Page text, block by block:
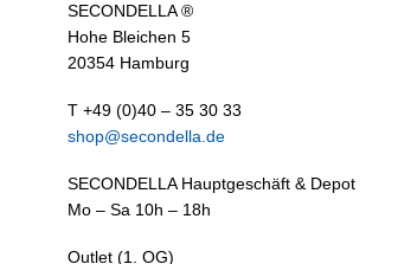
SECONDELLA ®
Hohe Bleichen 5
20354 Hamburg
T +49 (0)40 – 35 30 33
shop@secondella.de
SECONDELLA Hauptgeschäft & Depot
Mo – Sa 10h – 18h
Outlet (1. OG)